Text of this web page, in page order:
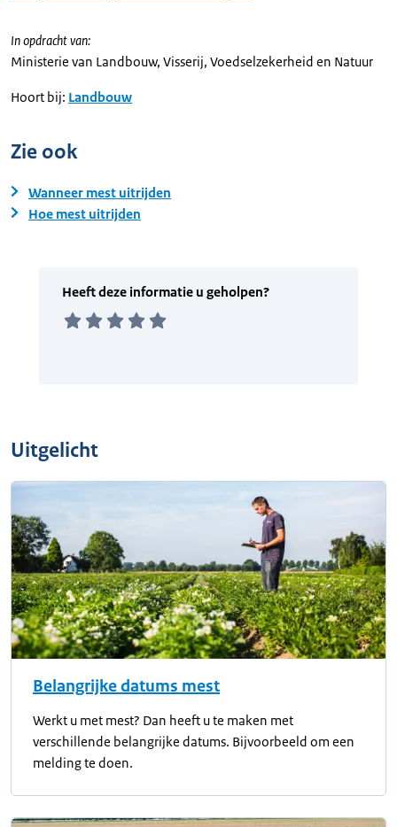
In opdracht van:
Ministerie van Landbouw, Visserij, Voedselzekerheid en Natuur
Hoort bij: Landbouw
Zie ook
Wanneer mest uitrijden
Hoe mest uitrijden
Uitgelicht
Belangrijke datums mest
Werkt u met mest? Dan heeft u te maken met
verschillende belangrijke datums. Bijvoorbeeld om een
melding te doen.